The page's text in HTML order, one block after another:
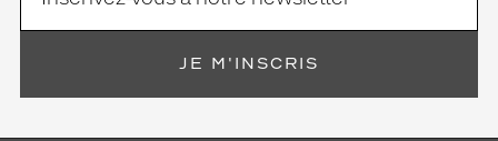
JE M'INSCRIS